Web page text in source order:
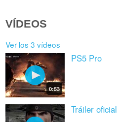
VÍDEOS
Ver los 3 vídeos
0:53
PS5 Pro
Tráiler oficial